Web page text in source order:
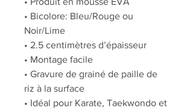
• Bicolore: Bleu/Rouge ou
Noir/Lime
• 2.5 centimètres d’épaisseur
• Montage facile
• Gravure de grainé de paille de
riz à la surface
• Idéal pour Karate, Taekwondo et